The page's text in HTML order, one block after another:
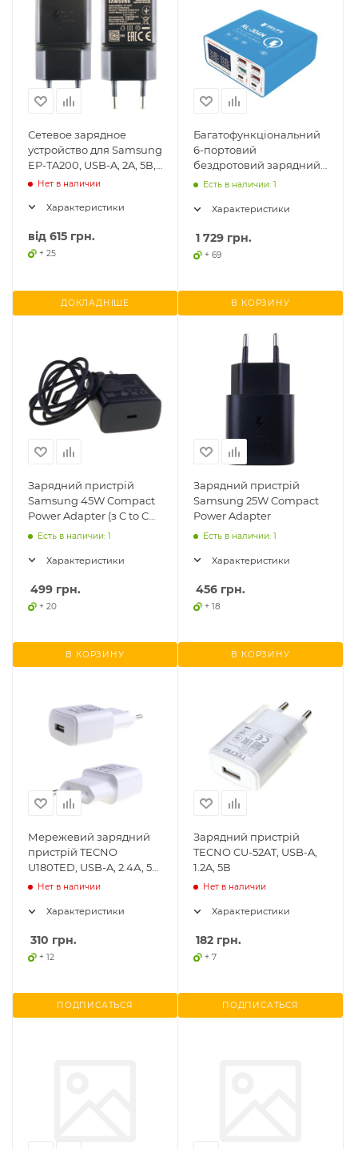
Сетевое зарядное
устройство для Samsung
EP-TA200, USB-A, 2A, 5В,
9В, оригинал
Нет в наличии
Характеристики
від 615 грн.
+ 25
ДОКЛАДНІШЕ
Багатофункціональний
6-портовий
бездротовий зарядний
пристрій RELIFE RL-
45W
Есть в наличии: 1
Характеристики
1 729 грн.
+ 69
В КОРЗИНУ
Зарядний пристрій
Samsung 45W Compact
Power Adapter (з C to C
Cable)
Есть в наличии: 1
Характеристики
499 грн.
+ 20
В КОРЗИНУ
Зарядний пристрій
Samsung 25W Compact
Power Adapter
Есть в наличии: 1
Характеристики
456 грн.
+ 18
В КОРЗИНУ
Мережевий зарядний
пристрій TECNO
U180TED, USB-A, 2.4А, 5
В, 7.5 В, 18 В, оригінал
Нет в наличии
Характеристики
310 грн.
+ 12
ПОДПИСАТЬСЯ
Зарядний пристрій
TECNO CU-52AT, USB-A,
1.2A, 5В
Нет в наличии
Характеристики
182 грн.
+ 7
ПОДПИСАТЬСЯ